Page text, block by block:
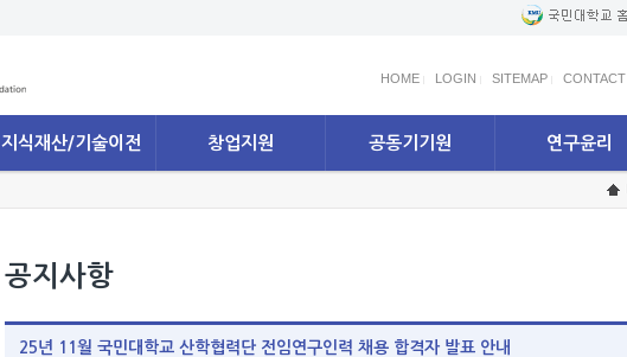
HOME LOGIN SITEMAP CONTACT
지식재산/기술이전 창업지원 공동기기원 연구윤리
공지사항
25년 11월 국민대학교 산학협력단 전임연구인력 채용 합격자 발표 안내